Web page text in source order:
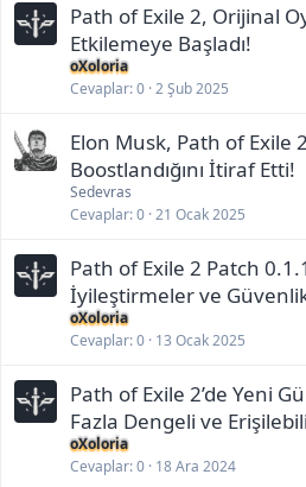
Path of Exile 2, Orijinal
Etkilemeye Başladı!
oXoloria
Cevaplar 0 2 Şub 2025
Elon Musk, Path of Exile
Boostlandığını İtiraf Etti!
Sedevras
Cevaplar 0 21 Ocak 2025
Path of Exile 2 Patch
İyileştirmeler ve
oXoloria
Cevaplar 0 13 Ocak 2025
Path of Exile 2’de Yeni
Fazla Dengeli ve
oXoloria
Cevaplar 0 18 Ara 2024